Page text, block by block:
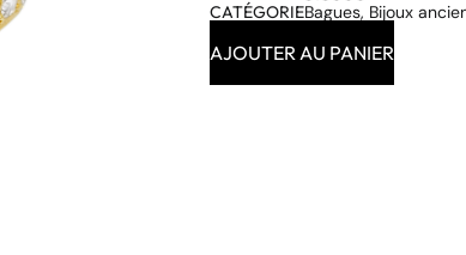
CATÉGORIEBagues, Bijoux
AJOUTER AU PANIER